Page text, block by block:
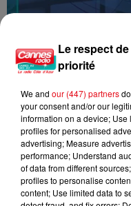
16/07/26 : LES INFORMATIONS
Le respect
priorité
We and our (447) partners
your consent and/or our
information on a device;
profiles for personalised
advertising; Measure
performance; Understand
of data from different
profiles to personalise
content; Use limited data to